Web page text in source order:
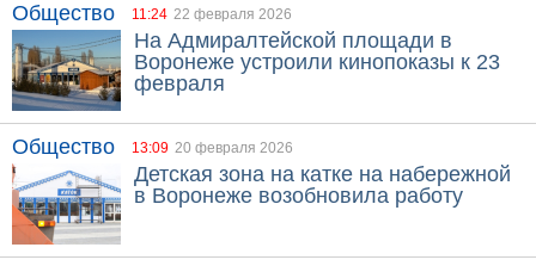
Общество 11:24 22 февраля 2026
На Адмиралтейской площади в
Воронеже устроили кинопоказы к 23
февраля
Общество 13:09 20 февраля 2026
Детская зона на катке на набережной
в Воронеже возобновила работу